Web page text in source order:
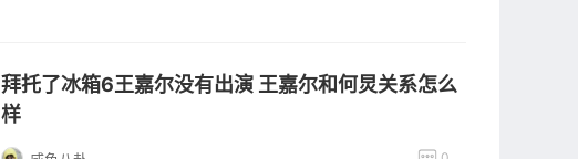
拜托了冰箱6王嘉尔没有出演 王嘉尔和何炅关系怎么
样